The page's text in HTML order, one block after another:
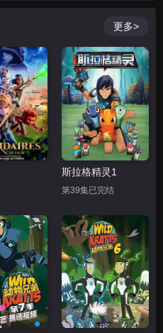
更多>
斯拉格精灵1
第39集已完结